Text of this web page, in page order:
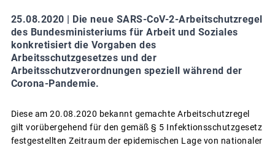
25.08.2020 | Die neue SARS-CoV-2-Arbeitschutzregel
des Bundesministeriums für Arbeit und Soziales
konkretisiert die Vorgaben des
Arbeitsschutzgesetzes und der
Arbeitsschutzverordnungen speziell während der
Corona-Pandemie.
Diese am 20.08.2020 bekannt gemachte Arbeitschutzregel
gilt vorübergehend für den gemäß § 5 Infektionsschutzgesetz
festgestellten Zeitraum der epidemischen Lage von nationaler